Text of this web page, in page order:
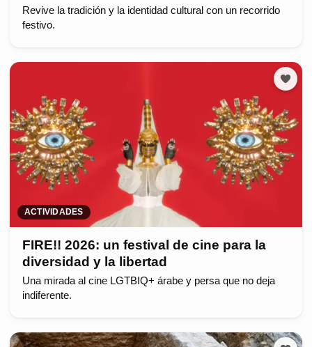
Revive la tradición y la identidad cultural con un recorrido
festivo.
ACTIVIDADES
FIRE!! 2026: un festival de cine para la
diversidad y la libertad
Una mirada al cine LGTBIQ+ árabe y persa que no deja
indiferente.